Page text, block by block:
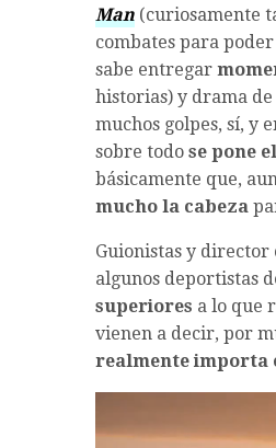
Man (curiosamente
combates para
sabe entregar
historias) y drama
muchos golpes, sí, y
sobre todo se pone
básicamente que,
mucho la cabeza
Guionistas y director
algunos deportistas
superiores a lo que
vienen a decir, por
realmente importa